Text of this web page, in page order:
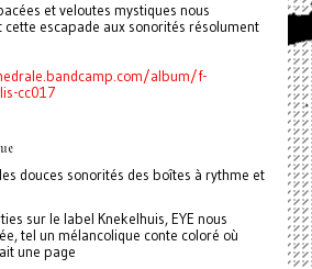
et veloutes mystiques nous
escapade aux sonorités résolument
album/f-
cc017
douces sonorités des boîtes à rythme et
sur le label Knekelhuis, EYE nous
tel un mélancolique conte coloré où
une page